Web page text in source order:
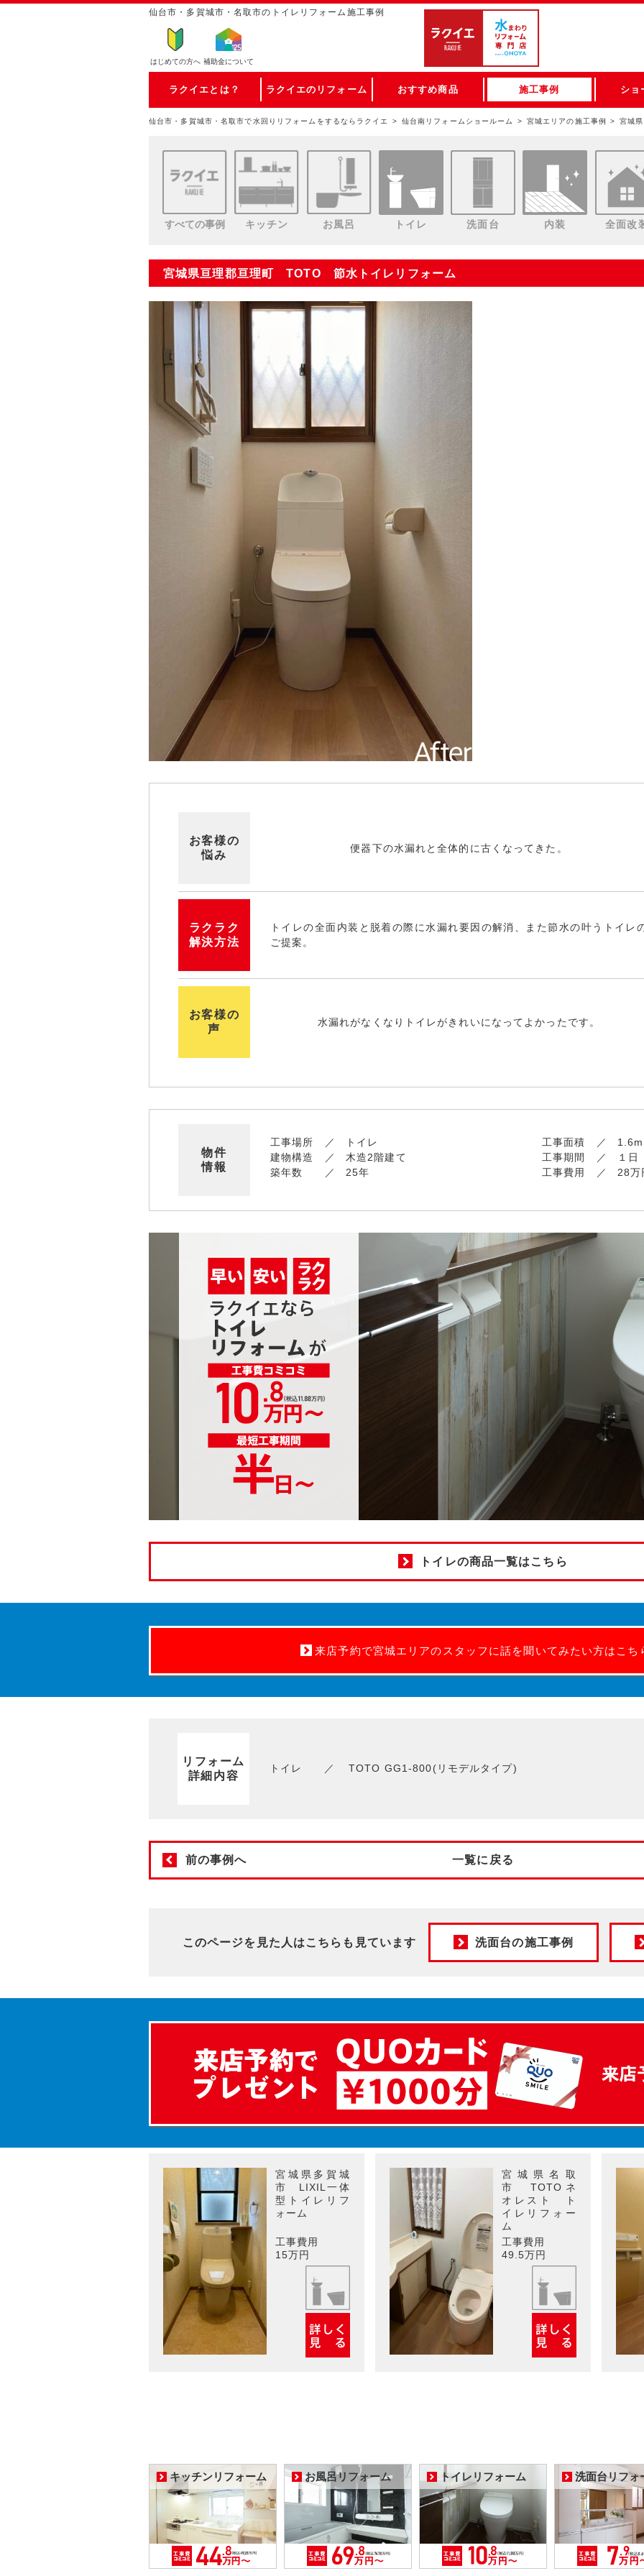
仙台市・多賀城市・名取市のトイレリフォーム施工事例
はじめての方へ 補助金について
ラクイエとは？ ラクイエのリフォーム おすすめ商品 施工事例 ショ
仙台市・多賀城市・名取市で水回りリフォームをするならラクイエ 仙台南リフォームショールーム 宮城エリアの施工事例 宮城
すべての事例 キッチン お風呂 トイレ 洗面台 内装 全面改
宮城県亘理郡亘理町 TOTO 節水トイレリフォーム
お客様の
悩み
便器下の水漏れと全体的に古くなってきた。
ラクラク
解決方法
トイレの全面内装と脱着の際に水漏れ要因の解消、また節水の叶うトイレ
ご提案。
お客様の
声
水漏れがなくなりトイレがきれいになってよかったです。
物件
情報
工事場所
トイレ
建物構造
木造2階建て
築年数
25年
工事面積 1.6m
工事期間
１日
工事費用
28万
トイレの商品一覧はこちら
来店予約で宮城エリアのスタッフに話を聞いてみたい方はこち
リフォーム
詳細内容
トイレ TOTO GG1-800(リモデルタイプ)
前の事例へ 一覧に戻る
このページを見た人はこちらも見ています 洗面台の施工事例
宮城県多賀城
市 LIXIL一体
型トイレリフ
ォーム
工事費用
15万円
宮城県名取
市 TOTOネ
オレスト ト
イレリフォー
ム
工事費用
49.5万円
キッチンリフォーム お風呂リフォーム トイレリフォーム 洗面台リフォ